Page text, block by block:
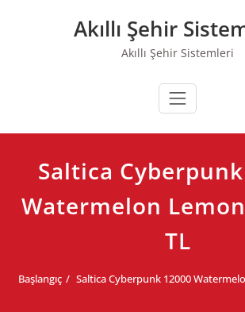
Akıllı Şehir
Akıllı Şehir Sistemleri
Saltica
Watermelon
TL
Başlangıç Saltica Cyberpunk 12000